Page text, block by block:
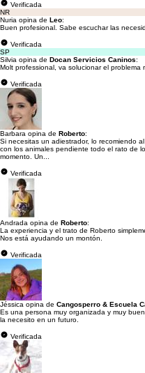
Verificada
NR
Nuria opina de Leo:
Buen profesional. Sabe escuchar las
Verificada
SP
Silvia opina de Docan Servicios Caninos:
Molt professional, va solucionar el problema
Verificada
Barbara opina de Roberto:
Si necesitas un adiestrador, lo recomiendo
con los animales pendiente todo el rato de
momento. Un...
Verificada
Andrada opina de Roberto:
La experiencia y el trato de Roberto
Nos está ayudando un montón.
Verificada
Jéssica opina de Cangosperro & Escuela
Es una persona muy organizada y muy
la necesito en un futuro.
Verificada